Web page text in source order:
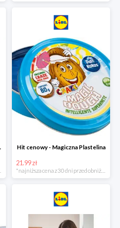
Hit cenowy - Magiczna Plastelina
21.99 zł